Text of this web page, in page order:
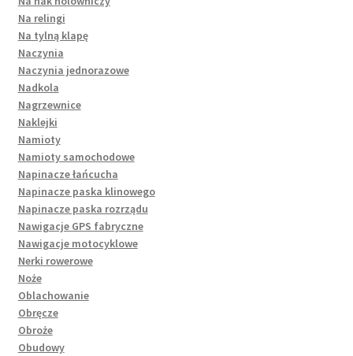
Na relingi
Na tylną klapę
Naczynia
Naczynia jednorazowe
Nadkola
Nagrzewnice
Naklejki
Namioty
Namioty samochodowe
Napinacze łańcucha
Napinacze paska klinowego
Napinacze paska rozrządu
Nawigacje GPS fabryczne
Nawigacje motocyklowe
Nerki rowerowe
Noże
Oblachowanie
Obręcze
Obroże
Obudowy